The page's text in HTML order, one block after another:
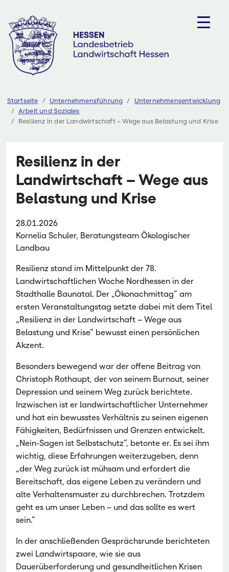
Inhalt
springen
Startseite Unternehmensführung
Unternehmensentwicklung
Arbeit und Soziales
Resilienz in der Landwirtschaft – Wege aus Belastung und Krise
Resilienz in der
Landwirtschaft – Wege aus
Belastung und Krise
28.01.2026
Kornelia Schuler, Beratungsteam Ökologischer
Landbau
Resilienz stand im Mittelpunkt der 78.
Landwirtschaftlichen Woche Nordhessen in der
Stadthalle Baunatal. Der „Ökonachmittag“ am
ersten Veranstaltungstag setzte dabei mit dem Titel
„Resilienz in der Landwirtschaft – Wege aus
Belastung und Krise“ bewusst einen persönlichen
Akzent.
Besonders bewegend war der offene Beitrag von
Christoph Rothaupt, der von seinem Burnout, seiner
Depression und seinem Weg zurück berichtete.
Inzwischen ist er landwirtschaftlicher Unternehmer
und hat ein bewusstes Verhältnis zu seinen eigenen
Fähigkeiten, Bedürfnissen und Grenzen entwickelt.
„Nein-Sagen ist Selbstschutz“, betonte er. Es sei ihm
wichtig, diese Erfahrungen weiterzugeben, denn
„der Weg zurück ist mühsam und erfordert die
Bereitschaft, das eigene Leben zu verändern und
alte Verhaltensmuster zu durchbrechen. Trotzdem
geht es um unser Leben – und das sollte es wert
sein.“
In der anschließenden Gesprächsrunde berichteten
zwei Landwirtspaare, wie sie aus
Dauerüberforderung und gesundheitlichen Krisen